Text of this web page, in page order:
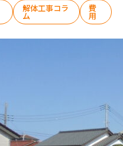
解体工事コラ
ム
費
用